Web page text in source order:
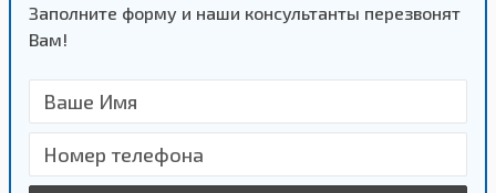
Заполните форму и наши консультанты перезвонят
Вам!